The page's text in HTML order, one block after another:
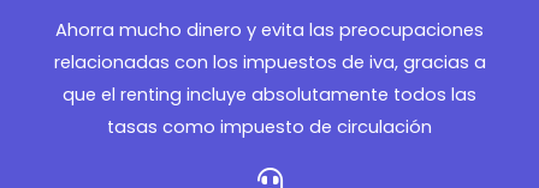
Ahorra mucho dinero y evita las preocupaciones
relacionadas con los impuestos de iva, gracias a
que el renting incluye absolutamente todos las
tasas como impuesto de circulación